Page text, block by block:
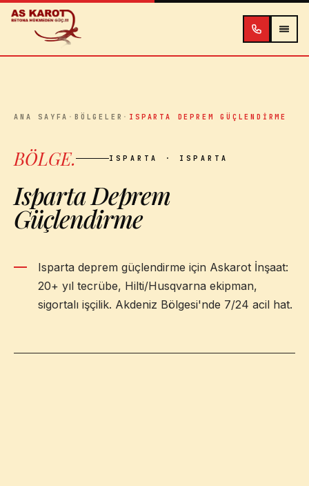
İçeriğe atla
ANA SAYFA ·BÖLGELER · ISPARTA DEPREM GÜÇLENDIRME
BÖLGE. ISPARTA · ISPARTA
Isparta Deprem
Güçlendirme
Isparta deprem güçlendirme için Askarot İnşaat:
20+ yıl tecrübe, Hilti/Husqvarna ekipman,
sigortalı işçilik. Akdeniz Bölgesi'nde 7/24 acil hat.